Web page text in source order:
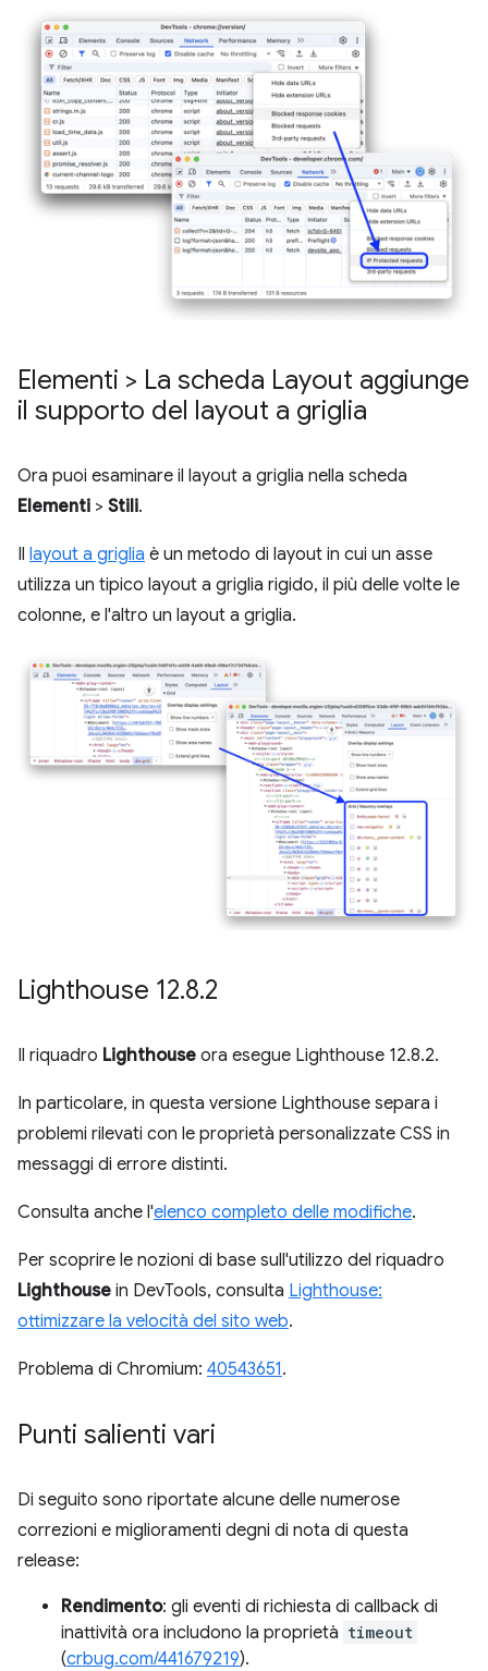
Elementi > La scheda Layout aggiunge
il supporto del layout a griglia
Ora puoi esaminare il layout a griglia nella scheda
Elementi > Stili.
Il layout a griglia è un metodo di layout in cui un asse
utilizza un tipico layout a griglia rigido, il più delle volte le
colonne, e l'altro un layout a griglia.
Lighthouse 12.8.2
Il riquadro Lighthouse ora esegue Lighthouse 12.8.2.
In particolare, in questa versione Lighthouse separa i
problemi rilevati con le proprietà personalizzate CSS in
messaggi di errore distinti.
Consulta anche l'elenco completo delle modifiche.
Per scoprire le nozioni di base sull'utilizzo del riquadro
Lighthouse in DevTools, consulta Lighthouse:
ottimizzare la velocità del sito web.
Problema di Chromium: 40543651.
Punti salienti vari
Di seguito sono riportate alcune delle numerose
correzioni e miglioramenti degni di nota di questa
release:
Rendimento: gli eventi di richiesta di callback di
inattività ora includono la proprietà timeout
(crbug.com/441679219).